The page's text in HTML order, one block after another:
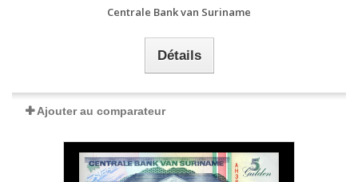
Centrale Bank van Suriname
Détails
Ajouter au comparateur